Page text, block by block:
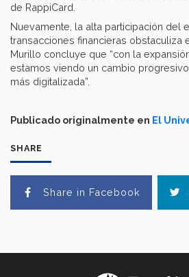
SHARE
Share in Facebook
de RappiCard.
Nuevamente, la alta participación del
transacciones financieras obstaculiza
Murillo concluye que “con la
estamos viendo un cambio
más digitalizada”.
Publicado originalmente en El